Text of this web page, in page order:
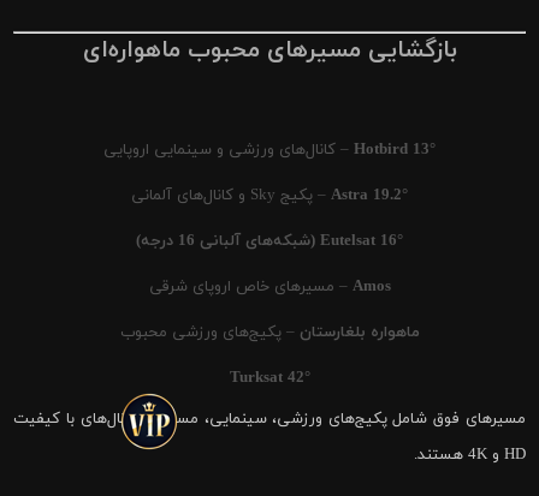
بازگشایی مسیرهای محبوب ماهواره‌ای
Hotbird 13° – کانال‌های ورزشی و سینمایی اروپایی
Astra 19.2° – پکیج Sky و کانال‌های آلمانی
Eutelsat 16° (شبکه‌های آلبانی 16 درجه)
Amos – مسیرهای خاص اروپای شرقی
ماهواره بلغارستان – پکیج‌های ورزشی محبوب
Turksat 42°
مسیرهای فوق شامل پکیج‌های ورزشی، سینمایی، مستند و کانال‌های با کیفیت
HD و 4K هستند.